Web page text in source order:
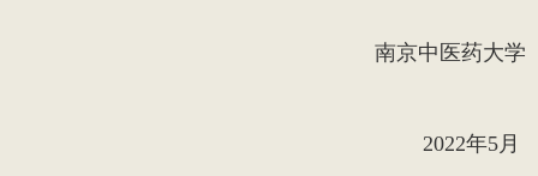
南京中医药大学
2022年5 月